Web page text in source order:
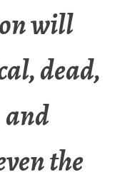
will
dead,
the